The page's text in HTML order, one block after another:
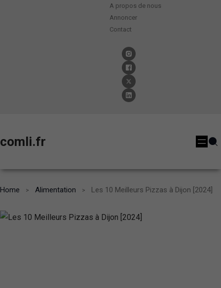
A propos de nous
Annoncer
Contact
comli.fr
Home Alimentation Les 10 Meilleurs Pizzas à Dijon [2024]